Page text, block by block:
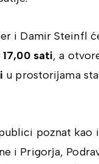
i Damir Steinfl
17,00 sati, a
u prostorijama
poznat
i Prigorja,